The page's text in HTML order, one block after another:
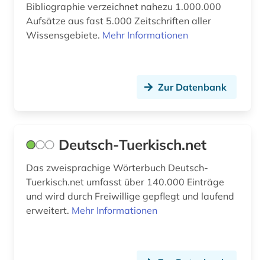
österreich-ungarn (1)
übersetzung (1)
Bibliographie verzeichnet nahezu 1.000.000
Aufsätze aus fast 5.000 Zeitschriften aller
Wissensgebiete. Mehr Informationen
Zur Datenbank
Deutsch-Tuerkisch.net
Das zweisprachige Wörterbuch Deutsch-
Tuerkisch.net umfasst über 140.000 Einträge
und wird durch Freiwillige gepflegt und laufend
erweitert. Mehr Informationen